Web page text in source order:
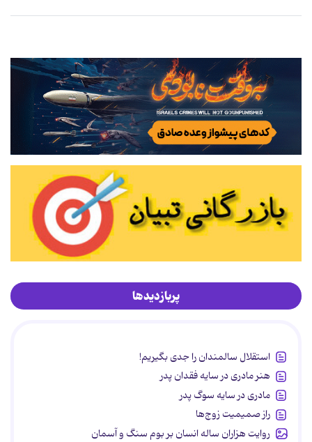
پربازدیدها
استقلال سالمندان را جدی بگیریم!
هنر مادری در سایه‌ فقدان پدر
مادری در سایه سوگ پدر
راز صمیمیت زوج‌ها
روایت هزاران ساله انسان بر بوم سنگ و آسمان